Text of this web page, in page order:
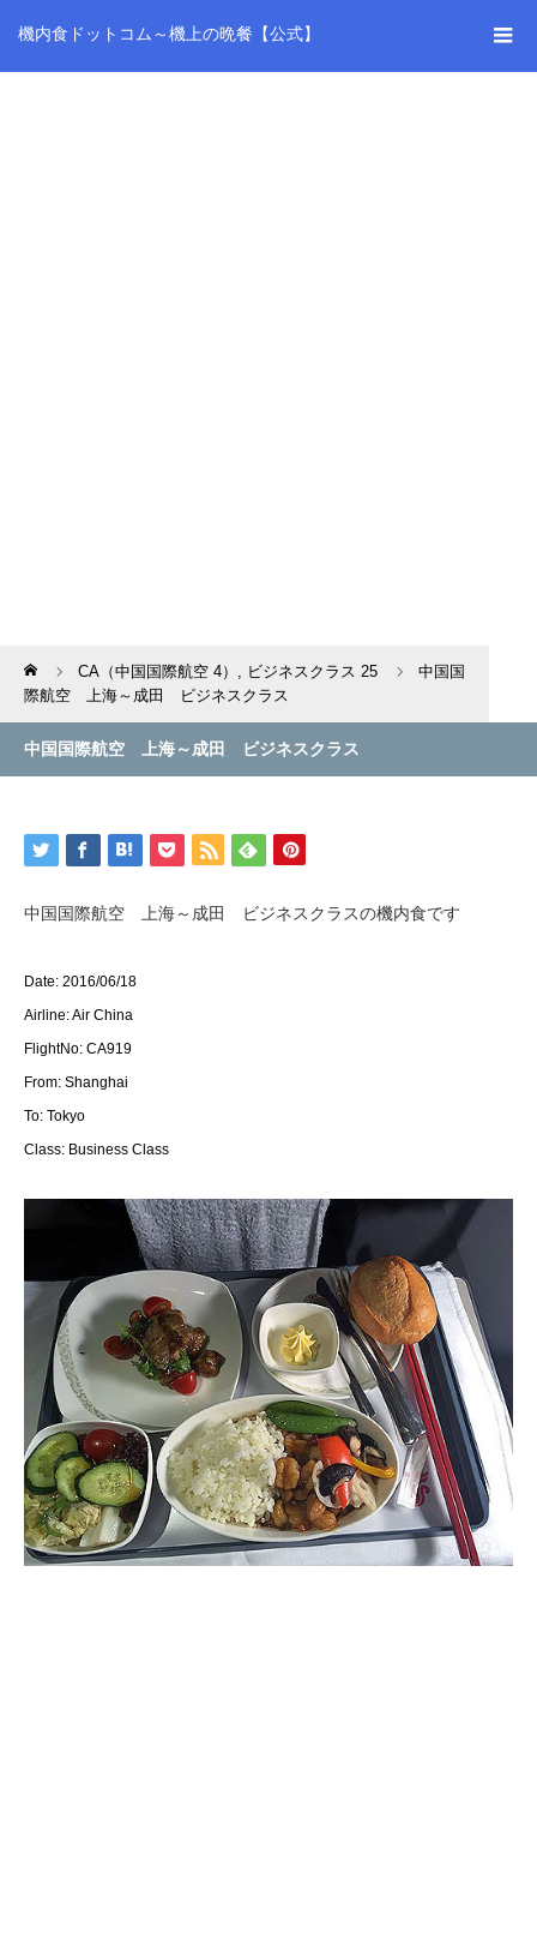
機内食ドットコム～機上の晩餐【公式】
Home CA（中国国際航空 4） , ビジネスクラス 25
中国国
際航空 上海～成田 ビジネスクラス
中国国際航空 上海～成田 ビジネスクラス
中国国際航空 上海～成田 ビジネスクラスの機内食です
Date: 2016/06/18
Airline: Air China
FlightNo: CA919
From: Shanghai
To: Tokyo
Class: Business Class